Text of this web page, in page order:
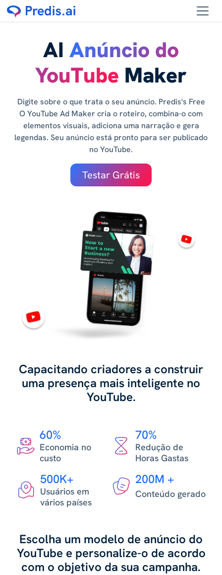
AI Anúncio do
YouTube Maker
Digite sobre o que trata o seu anúncio. Predis's Free
O YouTube Ad Maker cria o roteiro, combina-o com
elementos visuais, adiciona uma narração e gera
legendas. Seu anúncio está pronto para ser publicado
no YouTube.
Testar Grátis
Capacitando criadores a construir
uma presença mais inteligente no
YouTube.
60%
Economia no
custo
70%
Redução de
Horas Gastas
500K+
Usuários em
vários países
200M +
Conteúdo gerado
Escolha um modelo de anúncio do
YouTube e personalize-o de acordo
com o objetivo da sua campanha.